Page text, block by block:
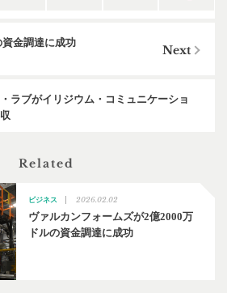
資金調達に成功
ラブがイリジウム・コミュニケーショ
Related
ビジネス 2026.02.02
ヴァルカンフォームズが2億2000万
ドルの資金調達に成功